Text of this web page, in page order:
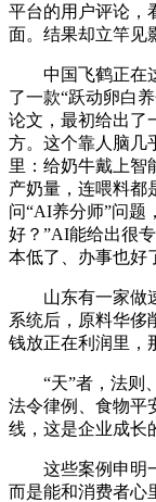
平台的用户评论，
面。结果却立竿见
中国飞鹤正在这
了一款“跃动卵白
论文，最初给出了
方。这个靠人脑几
里：给奶牛戴上智
产奶量，连喂料都
问“AI养分师”问题
好？”AI能给出很
本低了、办事也好
山东有一家做速
系统后，原料华侈
钱放正在利润里，
“天”者，法则、
法令律例、食物平
线，这是企业成长
这些案例申明一
而是能和消费者心